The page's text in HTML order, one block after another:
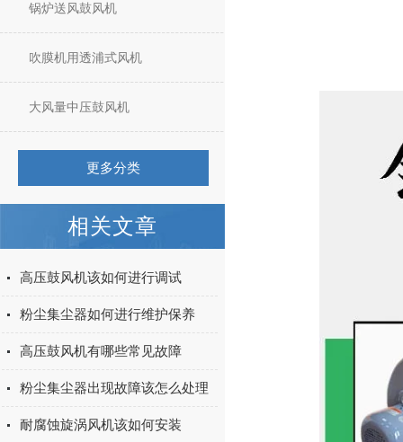
锅炉送风鼓风机
吹膜机用透浦式风机
大风量中压鼓风机
更多分类
相关文章
高压鼓风机该如何进行调试
粉尘集尘器如何进行维护保养
高压鼓风机有哪些常见故障
粉尘集尘器出现故障该怎么处理
耐腐蚀旋涡风机该如何安装